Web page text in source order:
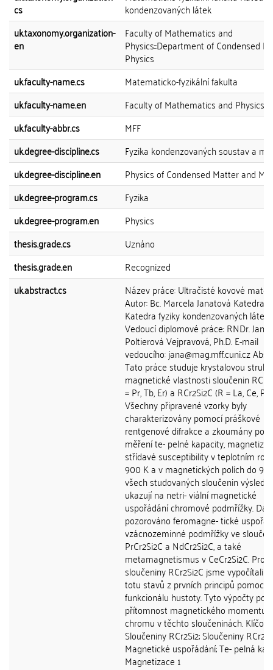
cs
kondenzovaných látek
uk.taxonomy.organization-
en
Faculty of Mathematics and
Physics::Department of Condensed
Physics
uk.faculty-name.cs
Matematicko-fyzikální fakulta
uk.faculty-name.en
Faculty of Mathematics and Physics
uk.faculty-abbr.cs
MFF
uk.degree-discipline.cs
Fyzika kondenzovaných soustav a
uk.degree-discipline.en
Physics of Condensed Matter and
uk.degree-program.cs
Fyzika
uk.degree-program.en
Physics
thesis.grade.cs
Uznáno
thesis.grade.en
Recognized
uk.abstract.cs
Název práce: Ultračisté kovové
Autor: Bc. Marcela Janatová Katedra:
Katedra fyziky kondenzovaných látek
Vedoucí diplomové práce: RNDr. Jana
Poltierová Vejpravová, Ph.D. E-mail
vedoucího: jana@mag.mff.cuni.cz
Tato práce studuje krystalovou
magnetické vlastnosti sloučenin
= Pr, Tb, Er) a RCr2Si2C (R = La, Ce,
Všechny připravené vzorky byly
charakterizovány pomocí práškové
rentgenové difrakce a zkoumány
měření te- pelné kapacity,
střídavé susceptibility v teplotním
900 K a v magnetických polích do 9
všech studovaných sloučenin výsledky
ukazují na netri- viální magnetické
uspořádání chromové podmřížky.
pozorováno feromagne- tické
vzácnozeminné podmřížky ve
PrCr2Si2C a NdCr2Si2C, a také
metamagnetismus v CeCr2Si2C. Pro
sloučeniny RCr2Si2C jsme vypočítali
totu stavů z prvních principů pomocí
funkcionálu hustoty. Tyto výpočty po-
přítomnost magnetického momentu
chromu v těchto sloučeninách.
Sloučeniny RCr2Si2; Sloučeniny
Magnetické uspořádání; Te- pelná
Magnetizace 1